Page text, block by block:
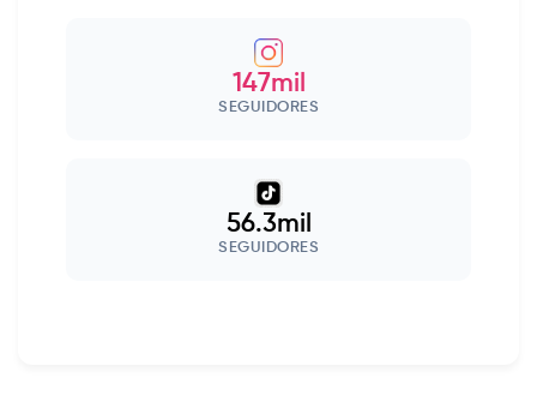
147mil
SEGUIDORES
56.3mil
SEGUIDORES